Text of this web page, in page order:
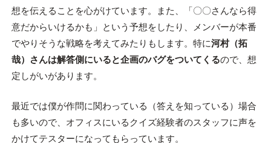
想を伝えることを心がけています。また、「〇〇さんなら得
意だからいけるかも」という予想をしたり、メンバーが本番
でやりそうな戦略を考えてみたりもします。特に河村（拓
哉）さんは解答側にいると企画のバグをついてくるので、想
定しがいがあります。
最近では僕が作問に関わっている（答えを知っている）場合
も多いので、オフィスにいるクイズ経験者のスタッフに声を
かけてテスターになってもらっています。